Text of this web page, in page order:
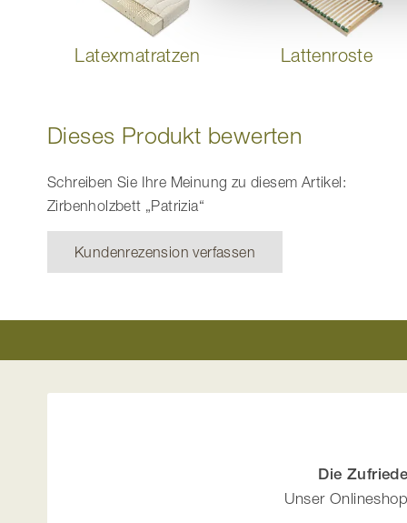
Latexmatratzen Lattenroste
Dieses Produkt bewerten
Schreiben Sie Ihre Meinung zu diesem Artikel:
Zirbenholzbett „Patrizia“
Kundenrezension verfassen
Die
Unser